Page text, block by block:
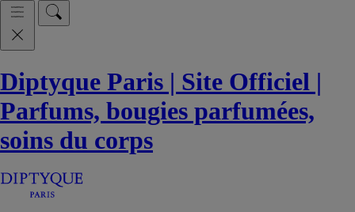
Diptyque Paris | Site Officiel |
Parfums, bougies parfumées,
soins du corps